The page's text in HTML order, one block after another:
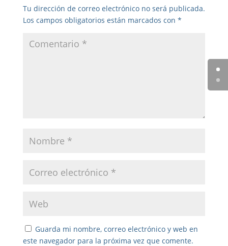
Tu dirección de correo electrónico no será publicada.
Los campos obligatorios están marcados con *
Guarda mi nombre, correo electrónico y web en
este navegador para la próxima vez que comente.